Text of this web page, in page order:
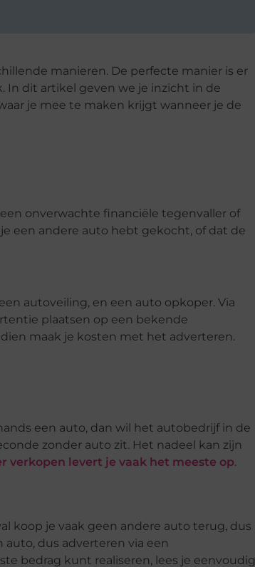
manieren. De perfecte manier is er
In dit artikel geven we je inzicht in de
je mee te maken krijgt wanneer je de
onverwachte financiële tegenvaller of
een andere auto hebt gekocht, of dat de
autoveiling, en een auto opkoper. Via
plaatsen op een bekende
maak je kosten met het adverteren.
een auto, dan wil het autobedrijf in de
zonder auto zit. Het nadeel kan zijn
verkopen levert je vaak het meeste op.
koop je vaak geen andere auto terug, dus
dus adverteren via een
bedrag kunt realiseren, lees je eenvoudig